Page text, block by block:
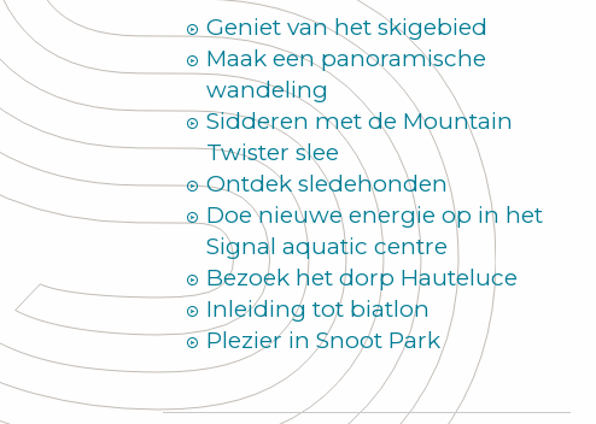
Geniet van het skigebied
Maak een panoramische
wandeling
Sidderen met de Mountain
Twister slee
Ontdek sledehonden
Doe nieuwe energie op in het
Signal aquatic centre
Bezoek het dorp Hauteluce
Inleiding tot biatlon
Plezier in Snoot Park